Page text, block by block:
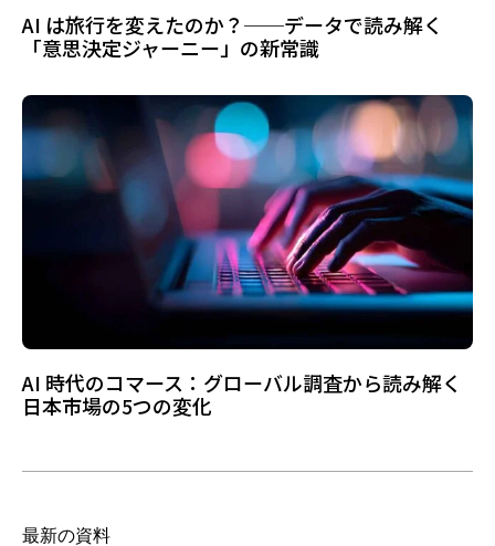
AI は旅行を変えたのか？──データで読み解く
「意思決定ジャーニー」の新常識
AI 時代のコマース：グローバル調査から読み解く
日本市場の5つの変化
最新の資料